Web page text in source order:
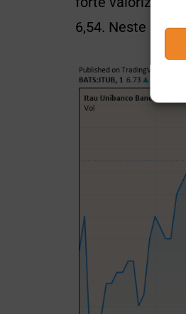
6,54. Neste